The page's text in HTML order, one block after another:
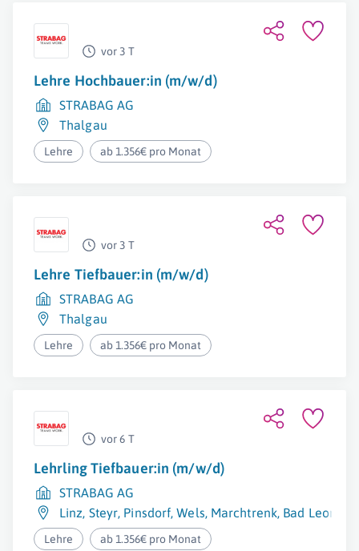
vor 3 T
Lehre Hochbauer:in (m/w/d)
STRABAG AG
Thalgau
Lehre ab 1.356€ pro Monat
vor 3 T
Lehre Tiefbauer:in (m/w/d)
STRABAG AG
Thalgau
Lehre ab 1.356€ pro Monat
vor 6 T
Lehrling Tiefbauer:in (m/w/d)
STRABAG AG
Linz, Steyr, Pinsdorf,Wels, Marchtrenk, Bad
Lehre ab 1.356€ pro Monat